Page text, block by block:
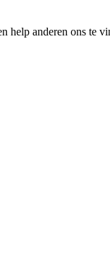
help anderen ons te